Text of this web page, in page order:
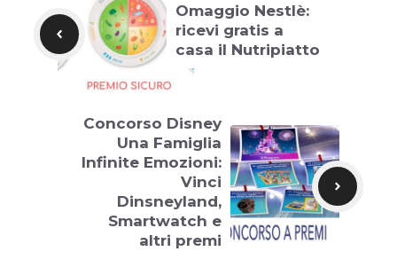
Omaggio Nestlè:
ricevi gratis a
casa il Nutripiatto
Concorso Disney
Una Famiglia
Infinite Emozioni:
Vinci
Dinsneyland,
Smartwatch e
altri premi